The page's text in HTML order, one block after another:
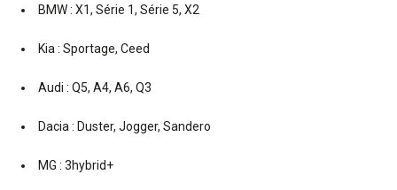
BMW : X1, Série 1, Série 5, X2
Kia : Sportage, Ceed
Audi : Q5, A4, A6, Q3
Dacia : Duster, Jogger, Sandero
MG : 3hybrid+